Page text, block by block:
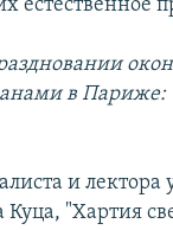
естественное
в Париже:
и лектора
"Хартия